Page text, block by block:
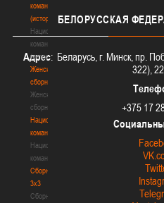
команда
(история)
Национальная
команда
(история)
Женские
сборные
Женские
сборные
Национальная
команда
Национальная
команда
Сборные
3х3
Сборные
БЕЛОРУССКАЯ
Адрес: Беларусь, г. Минск, пр.
322),
+375 17